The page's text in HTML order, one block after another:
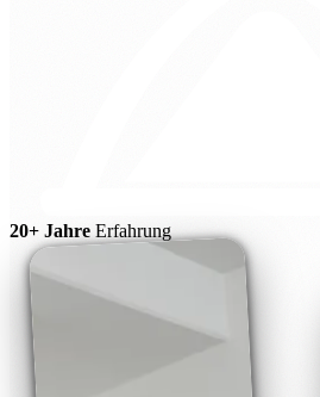
20+ Jahre Erfahrung